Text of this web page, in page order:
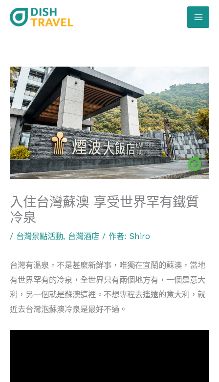
入住台灣蘇澳 享受世界罕有鐵質
冷泉
/ 台灣景點活動, 台灣酒店 / 作者: Shiro
台灣有溫泉，不是甚麼新鮮事，唯獨在宜蘭的蘇澳，當地
有世界罕有的冷泉，全世界只有兩個地方有，一個是意大
利，另一個就是蘇澳這裡。不想專程去遙遠的意大利，就
近去台灣泡蘇澳冷泉是最好不過。